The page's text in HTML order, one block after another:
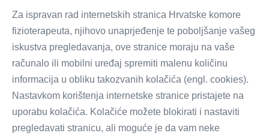
Za ispravan rad internetskih stranica Hrvatske komore
fizioterapeuta, njihovo unaprjeđenje te poboljšanje vašeg
iskustva pregledavanja, ove stranice moraju na vaše
računalo ili mobilni uređaj spremiti malenu količinu
informacija u obliku takozvanih kolačića (engl. cookies).
Nastavkom korištenja internetske stranice pristajete na
uporabu kolačića. Kolačiće možete blokirati i nastaviti
pregledavati stranicu, ali moguće je da vam neke